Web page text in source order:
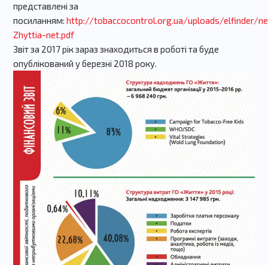
представлені за
посиланням: http://tobaccocontrol.org.ua/uploads/elfinder/
Zhyttia-net.pdf
Звіт за 2017 рік зараз знаходиться в роботі та буде
опублікований у березні 2018 року.